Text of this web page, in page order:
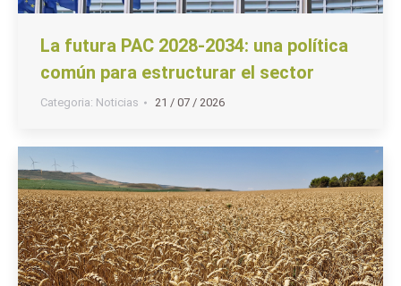
La futura PAC 2028-2034: una política
común para estructurar el sector
Categoria: Noticias 21 / 07 / 2026